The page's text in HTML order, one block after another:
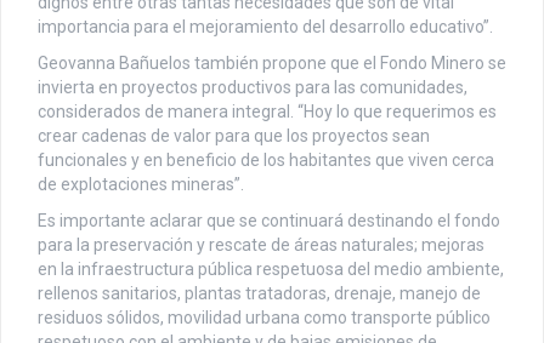
importancia para el mejoramiento del desarrollo educativo”.
Geovanna Bañuelos también propone que el Fondo Minero se
invierta en proyectos productivos para las comunidades,
considerados de manera integral. “Hoy lo que requerimos es
crear cadenas de valor para que los proyectos sean
funcionales y en beneficio de los habitantes que viven cerca
de explotaciones mineras”.
Es importante aclarar que se continuará destinando el fondo
para la preservación y rescate de áreas naturales; mejoras
en la infraestructura pública respetuosa del medio ambiente,
rellenos sanitarios, plantas tratadoras, drenaje, manejo de
residuos sólidos, movilidad urbana como transporte público